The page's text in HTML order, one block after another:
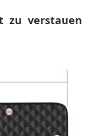
zu verstauen